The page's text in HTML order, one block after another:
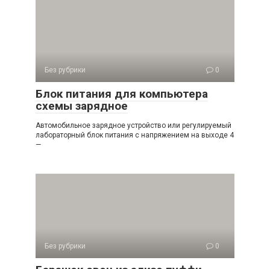
Без рубрики 0
Блок питания для компьютера
схемы зарядное
Автомобильное зарядное устройство или регулируемый
лабораторный блок питания с напряжением на выходе 4
—
Без рубрики 0